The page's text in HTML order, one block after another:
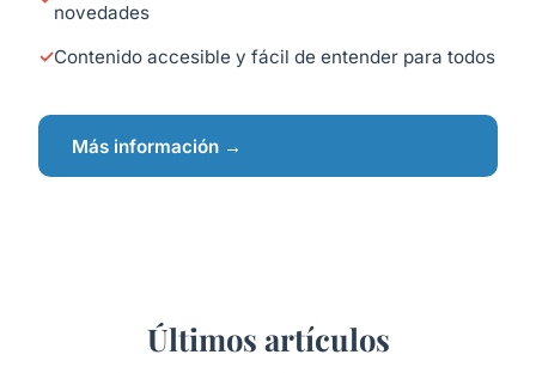
novedades
Contenido accesible y fácil de entender para todos
Más información →
Últimos artículos